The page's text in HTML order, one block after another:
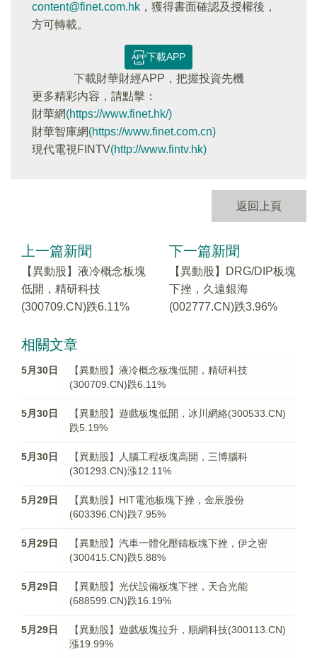
content@finet.com.hk ，獲得書面確認及授權後，
方可轉載。
下載APP
下載財華財經APP，把握投資先機
更多精彩内容，請點擊：
財華網(https://www.finet.hk/)
財華智庫網(https://www.finet.com.cn)
現代電視FINTV(http://www.fintv.hk)
返回上頁
上一篇新聞
【異動股】液冷概念板塊
低開，精研科技
(300709.CN)跌6.11%
下一篇新聞
【異動股】DRG/DIP板塊
下挫，久遠銀海
(002777.CN)跌3.96%
相關文章
5月30日
【異動股】液冷概念板塊低開，精研科技
(300709.CN)跌6.11%
5月30日
【異動股】遊戲板塊低開，冰川網絡(300533.CN)
跌5.19%
5月30日
【異動股】人腦工程板塊高開，三博腦科
(301293.CN)漲12.11%
5月29日
【異動股】HIT電池板塊下挫，金辰股份
(603396.CN)跌7.95%
5月29日
【異動股】汽車一體化壓鑄板塊下挫，伊之密
(300415.CN)跌5.88%
5月29日
【異動股】光伏設備板塊下挫，天合光能
(688599.CN)跌16.19%
5月29日
【異動股】遊戲板塊拉升，順網科技(300113.CN)
漲19.99%